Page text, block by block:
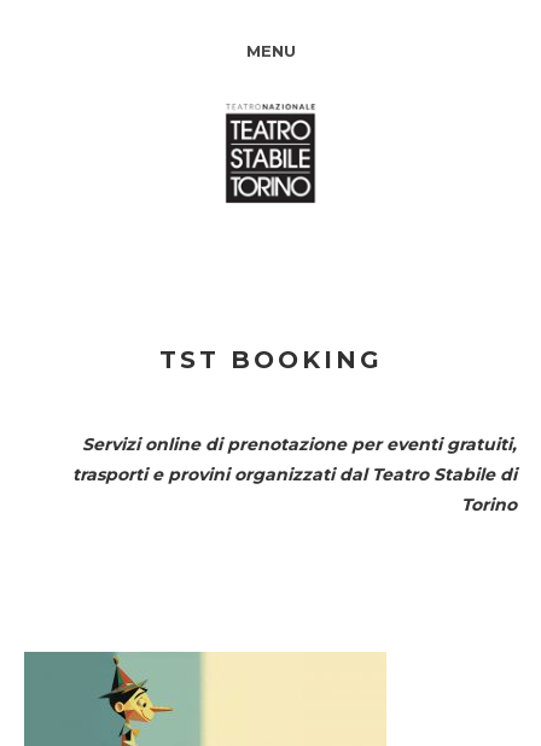
MENU
TST BOOKING
Servizi online di prenotazione per eventi gratuiti,
trasporti e provini organizzati dal Teatro Stabile di
Torino